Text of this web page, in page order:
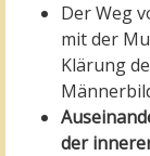
Der Weg
mit der
Klärung
der